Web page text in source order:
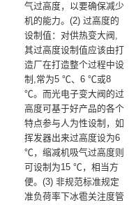
气过高度，以要确保减少
机的能力。(2) 过高度的
设制值：对供热变大阀,
其过高度设制值应该由打
造厂在打造整个过程中设
制,常为5 ℃、6 ℃或8
℃。而光电子变大阀的过
高度可基于好产品的各个
特点参与人为性设制，如
挥发器出来过高度设为6
℃，缩减机吸气过高度则
可设制为15 ℃，相当方
便。(3) 非规范标准规定
准负荷率下冰雹关注度管